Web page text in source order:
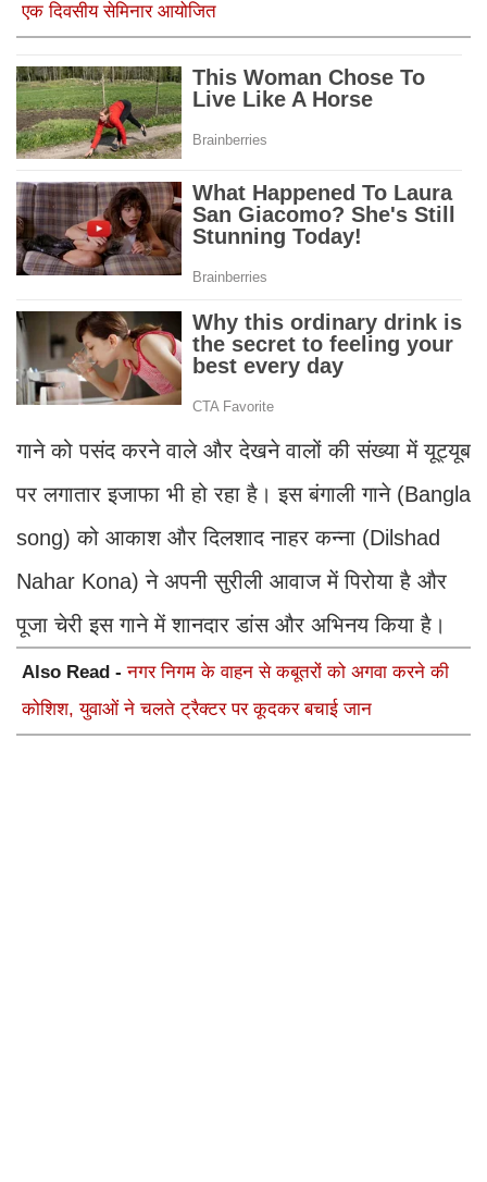
एक दिवसीय सेमिनार आयोजित
गाने को पसंद करने वाले और देखने वालों की संख्या में यूट्यूब
पर लगातार इजाफा भी हो रहा है। इस बंगाली गाने (Bangla
song) को आकाश और दिलशाद नाहर कन्ना (Dilshad
Nahar Kona) ने अपनी सुरीली आवाज में पिरोया है और
पूजा चेरी इस गाने में शानदार डांस और अभिनय किया है।
Also Read -नगर निगम के वाहन से कबूतरों को अगवा करने की
कोशिश, युवाओं ने चलते ट्रैक्टर पर कूदकर बचाई जान